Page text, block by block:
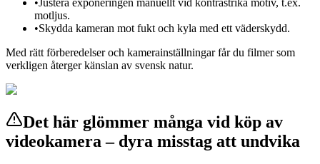
•Justera exponeringen manuellt vid kontrastrika motiv, t.ex.
motljus.
•Skydda kameran mot fukt och kyla med ett väderskydd.
Med rätt förberedelser och kamerainställningar får du filmer som
verkligen återger känslan av svensk natur.
Det här glömmer många vid köp av
videokamera – dyra misstag att undvika